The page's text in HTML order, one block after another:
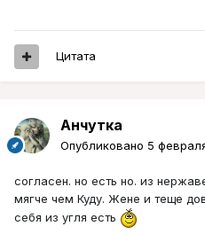
Цитата
Aнчутка
Опубликовано 5
согласен. но есть но. из
мягче чем Куду. Жене и теще
себя из угля есть